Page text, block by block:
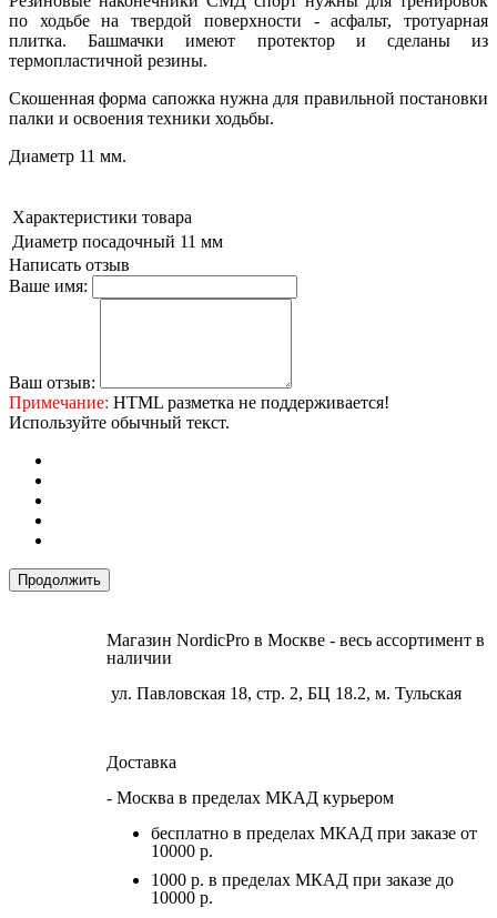
по ходьбе на твердой поверхности - асфальт, тротуарная
плитка. Башмачки имеют протектор и сделаны из
термопластичной резины.
Скошенная форма сапожка нужна для правильной постановки
палки и освоения техники ходьбы.
Диаметр 11 мм.
Характеристики товара
Диаметр посадочный 11 мм
Написать отзыв
Ваше имя:
Ваш отзыв:
Примечание: HTML разметка не поддерживается!
Используйте обычный текст.
Продолжить
Магазин NordicPro в Москве - весь ассортимент в
наличии
ул. Павловская 18, стр. 2, БЦ 18.2, м. Тульская
Доставка
- Москва в пределах МКАД курьером
бесплатно в пределах МКАД при заказе от
10000 р.
1000 р. в пределах МКАД при заказе до
10000 р.